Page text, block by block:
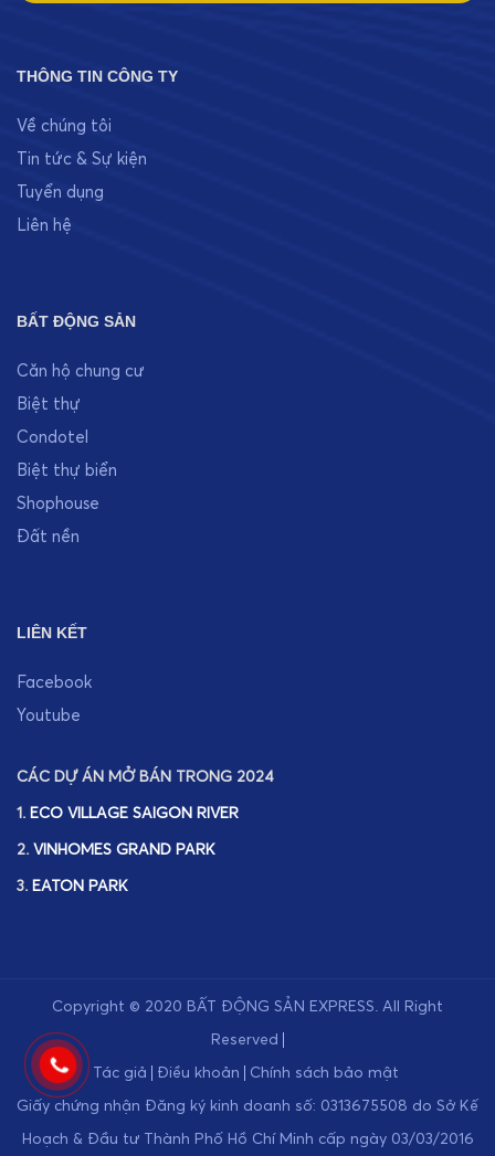
THÔNG TIN CÔNG TY
Về chúng tôi
Tin tức & Sự kiện
Tuyển dụng
Liên hệ
BẤT ĐỘNG SẢN
Căn hộ chung cư
Biệt thự
Condotel
Biệt thự biển
Shophouse
Đất nền
LIÊN KẾT
Facebook
Youtube
CÁC DỰ ÁN MỞ BÁN TRONG 2024
1. ECO VILLAGE SAIGON RIVER
2. VINHOMES GRAND PARK
3. EATON PARK
Copyright © 2020 BẤT ĐỘNG SẢN EXPRESS. All Right
Reserved
Tác giả Điều khoản Chính sách bảo mật
Giấy chứng nhận Đăng ký kinh doanh số: 0313675508 do Sở Kế
Hoạch & Đầu tư Thành Phố Hồ Chí Minh cấp ngày 03/03/2016